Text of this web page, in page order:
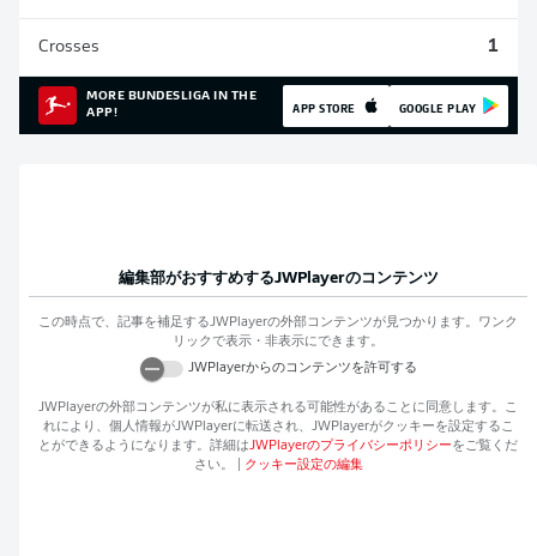
Crosses 1
MORE BUNDESLIGA IN THE
APP!
APP STORE GOOGLE PLAY
編集部がおすすめするJWPlayerのコンテンツ
この時点で、記事を補足するJWPlayerの外部コンテンツが見つかります。ワンク
リックで表示・非表示にできます。
JWPlayerからのコンテンツを許可する
JWPlayerの外部コンテンツが私に表示される可能性があることに同意します。こ
れにより、個人情報がJWPlayerに転送され、 JWPlayerがクッキーを設定するこ
とができるようになります。詳細はJWPlayerのプライバシーポリシーをご覧くだ
さい。
クッキー設定の編集